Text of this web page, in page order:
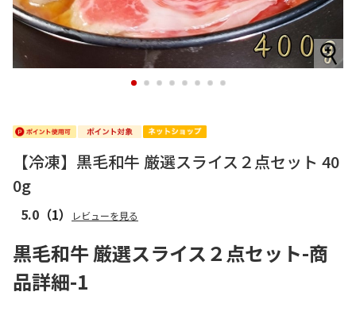
1 2 3 4 5 6 7 8
【冷凍】黒毛和牛 厳選スライス２点セット 40
0g
5.0 （1） レビューを見る
黒毛和牛 厳選スライス２点セット-商
品詳細-1